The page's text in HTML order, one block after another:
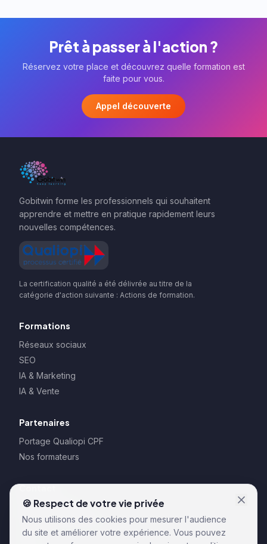
Prêt à passer à l'action ?
Réservez votre place et découvrez quelle formation est
faite pour vous.
Appel découverte
Gobitwin forme les professionnels qui souhaitent
apprendre et mettre en pratique rapidement leurs
nouvelles compétences.
La certification qualité a été délivrée au titre de la
catégorie d'action suivante : Actions de formation.
Formations
Réseaux sociaux
SEO
IA & Marketing
IA & Vente
Partenaires
Portage Qualiopi CPF
Nos formateurs
128 rue la Boétie
75008 Paris – France
🍪 Respect de votre vie privée
Nous utilisons des cookies pour mesurer l'audience
du site et améliorer votre expérience. Vous pouvez